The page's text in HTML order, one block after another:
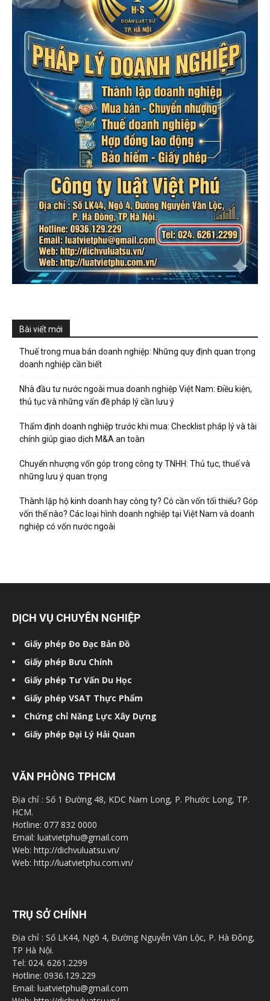
Bài viết mới
Thuế trong mua bán doanh nghiệp: Những quy định quan trọng
doanh nghiệp cần biết
Nhà đầu tư nước ngoài mua doanh nghiệp Việt Nam: Điều kiện,
thủ tục và những vấn đề pháp lý cần lưu ý
Thẩm định doanh nghiệp trước khi mua: Checklist pháp lý và tài
chính giúp giao dịch M&A an toàn
Chuyển nhượng vốn góp trong công ty TNHH: Thủ tục, thuế và
những lưu ý quan trọng
Thành lập hộ kinh doanh hay công ty? Có cần vốn tối thiểu? Góp
vốn thế nào? Các loại hình doanh nghiệp tại Việt Nam và doanh
nghiệp có vốn nước ngoài
DỊCH VỤ CHUYÊN NGHIỆP
Giấy phép Đo Đạc Bản Đồ
Giấy phép Bưu Chính
Giấy phép Tư Vấn Du Học
Giấy phép VSAT Thực Phẩm
Chứng chỉ Năng Lực Xây Dựng
Giấy phép Đại Lý Hải Quan
VĂN PHÒNG TPHCM
Địa chỉ : Số 1 Đường 48, KDC Nam Long, P. Phước Long, TP.
HCM.
Hotline: 077 832 0000
Email: luatvietphu@gmail.com
Web: http://dichvuluatsu.vn/
Web: http://luatvietphu.com.vn/
TRỤ SỞ CHÍNH
Địa chỉ : Số LK44, Ngõ 4, Đường Nguyễn Văn Lộc, P. Hà Đông,
TP Hà Nội.
Tel: 024. 6261.2299
Hotline: 0936.129.229
Email: luatvietphu@gmail.com